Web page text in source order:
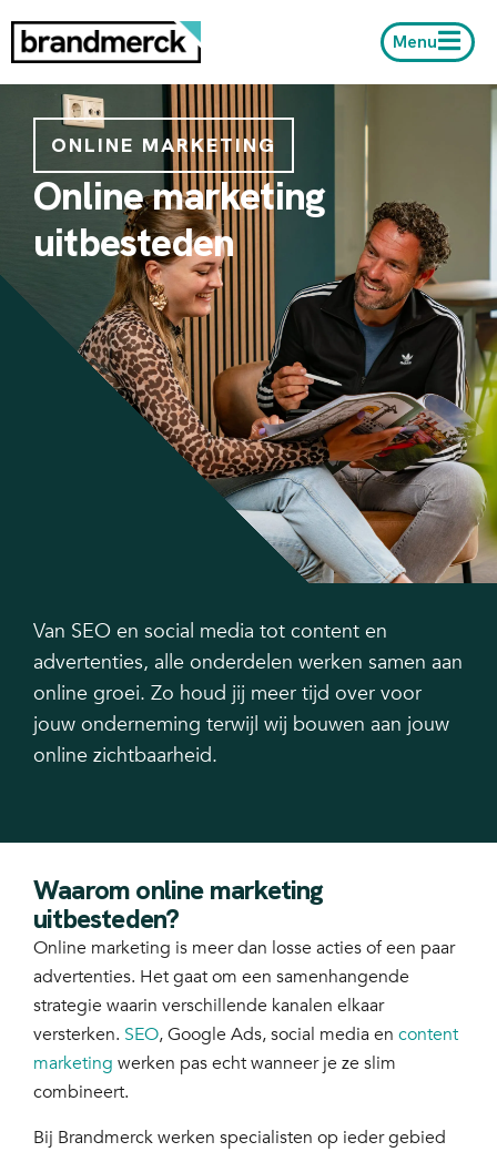
Menu
ONLINE MARKETING
Online marketing
uitbesteden
Van SEO en social media tot content en
advertenties, alle onderdelen werken samen aan
online groei. Zo houd jij meer tijd over voor
jouw onderneming terwijl wij bouwen aan jouw
online zichtbaarheid.
Waarom online marketing
uitbesteden?
Online marketing is meer dan losse acties of een paar
advertenties. Het gaat om een samenhangende
strategie waarin verschillende kanalen elkaar
versterken. SEO, Google Ads, social media en content
marketing werken pas echt wanneer je ze slim
combineert.
Bij Brandmerck werken specialisten op ieder gebied